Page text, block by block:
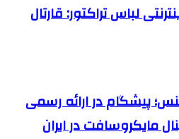
لباس تراکتور: قارتال
پیشگام در ارائه رسمی
مایکروسافت در ایران